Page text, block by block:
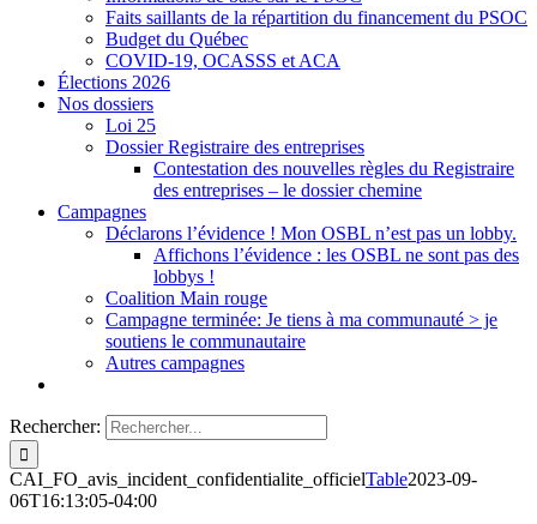
Faits saillants de la répartition du financement du PSOC
Budget du Québec
COVID-19, OCASSS et ACA
Élections 2026
Nos dossiers
Loi 25
Dossier Registraire des entreprises
Contestation des nouvelles règles du Registraire
des entreprises – le dossier chemine
Campagnes
Déclarons l’évidence ! Mon OSBL n’est pas un lobby.
Affichons l’évidence : les OSBL ne sont pas des
lobbys !
Coalition Main rouge
Campagne terminée: Je tiens à ma communauté > je
soutiens le communautaire
Autres campagnes
Rechercher:
CAI_FO_avis_incident_confidentialite_officielTable2023-09-
06T16:13:05-04:00